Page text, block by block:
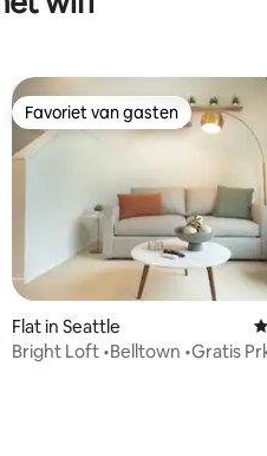
van 4,91 op 5, 104
Favoriet van gasten
Favoriet van gasten
Flat in Seattle
Bright Loft •Belltown •Gratis